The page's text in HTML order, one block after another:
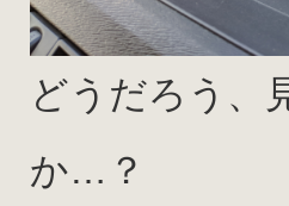
どうだろう、
か…？